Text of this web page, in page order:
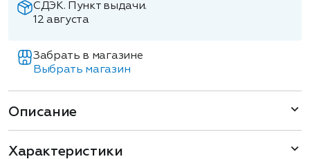
СДЭК. Пункт выдачи.
12 августа
Забрать в магазине
Выбрать магазин
Описание
Характеристики